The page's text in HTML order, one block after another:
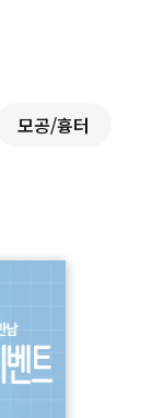
모공/흉터